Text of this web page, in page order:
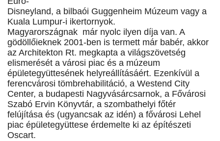
Disneyland, a bilbaói Guggenheim Múzeum vagy a
Kuala Lumpur-i ikertornyok.
Magyarországnak már nyolc ilyen díja van. A
gödöllőieknek 2001-ben is termett már babér, akkor
az Architekton Rt. megkapta a világszövetség
elismerését a városi piac és a múzeum
épületegyüttesének helyreállításáért. Ezenkívül a
ferencvárosi tömbrehabilitáció, a Westend City
Center, a budapesti Nagyvásárcsarnok, a Fővárosi
Szabó Ervin Könyvtár, a szombathelyi főtér
felújítása és (ugyancsak az idén) a fővárosi Lehel
piac épületegyüttese érdemelte ki az építészeti
Oscart.